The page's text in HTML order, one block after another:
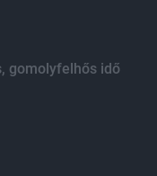
gomolyfelhős idő